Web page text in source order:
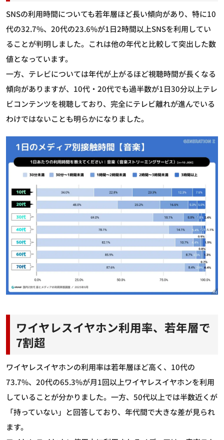
SNSの利用時間についても若年層ほど長い傾向があり、特に10
代の32.7%、20代の23.6%が1日2時間以上SNSを利用してい
ることが判明しました。これは他の年代と比較して突出した数
値となっています。
一方、テレビについては年代が上がるほど視聴時間が長くなる
傾向がありますが、10代・20代でも過半数が1日30分以上テレ
ビコンテンツを視聴しており、完全にテレビ離れが進んでいる
わけではないことも明らかになりました。
ワイヤレスイヤホン利用率、若年層で
7割超
ワイヤレスイヤホンの利用率は若年層ほど高く、10代の
73.7%、20代の65.3%が月1回以上ワイヤレスイヤホンを利用
していることが分かりました。一方、50代以上では半数近くが
「持っていない」と回答しており、年代間で大きな差が見られ
ます。